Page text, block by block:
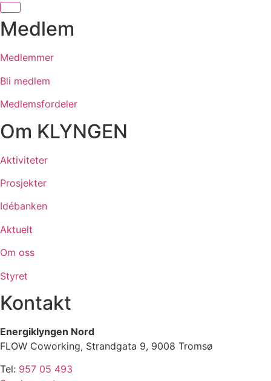
Medlem
Medlemmer
Bli medlem
Medlemsfordeler
Om KLYNGEN
Aktiviteter
Prosjekter
Idébanken
Aktuelt
Om oss
Styret
Kontakt
Energiklyngen Nord
FLOW Coworking, Strandgata 9, 9008 Tromsø
Tel: 957 05 493